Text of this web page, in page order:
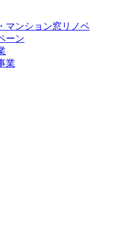
マンション窓リノベ
ーン
業